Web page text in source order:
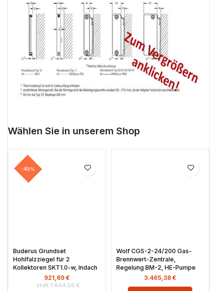
Wählen Sie in unserem Shop
-43%
Buderus Grundset
Hohlfalzziegel für 2
Kollektoren SKT1.0-w, Indach
1.644,00 €
921,69 €
Wolf CGS-2-24/200 Gas-
Brennwert-Zentrale,
Regelung BM-2, HE-Pumpe
3.465,38 €